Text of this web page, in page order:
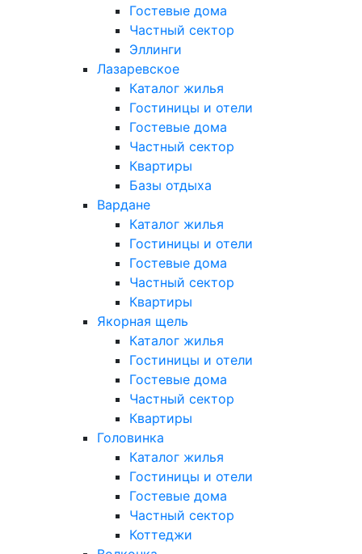
Гостевые дома
Частный сектор
Эллинги
Лазаревское
Каталог жилья
Гостиницы и отели
Гостевые дома
Частный сектор
Квартиры
Базы отдыха
Вардане
Каталог жилья
Гостиницы и отели
Гостевые дома
Частный сектор
Квартиры
Якорная щель
Каталог жилья
Гостиницы и отели
Гостевые дома
Частный сектор
Квартиры
Головинка
Каталог жилья
Гостиницы и отели
Гостевые дома
Частный сектор
Коттеджи